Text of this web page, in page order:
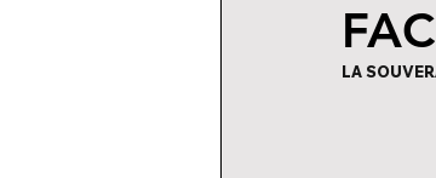
LA